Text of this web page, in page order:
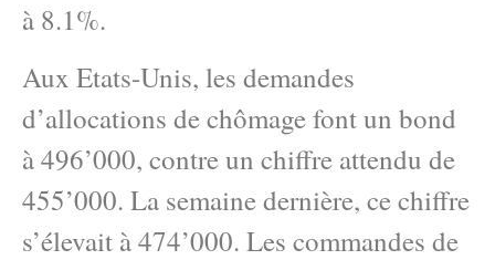
à 8.1%.
Aux Etats-Unis, les demandes
d’allocations de chômage font un bond
à 496’000, contre un chiffre attendu de
455’000. La semaine dernière, ce chiffre
s’élevait à 474’000. Les commandes de